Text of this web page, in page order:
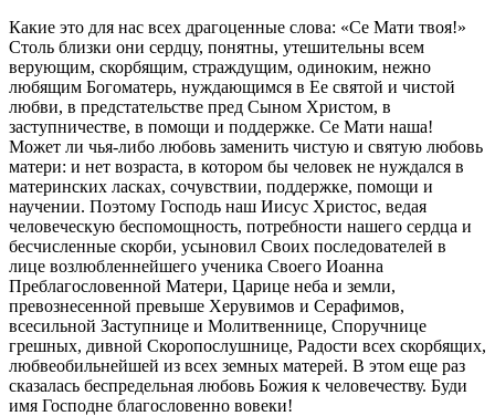
Какие это для нас всех драгоценные слова: «Се Мати твоя!»
Столь близки они сердцу, понятны, утешительны всем
верующим, скорбящим, страждущим, одиноким, нежно
любящим Богоматерь, нуждающимся в Ее святой и чистой
любви, в предстательстве пред Сыном Христом, в
заступничестве, в помощи и поддержке. Се Мати наша!
Может ли чья-либо любовь заменить чистую и святую любовь
матери: и нет возраста, в котором бы человек не нуждался в
материнских ласках, сочувствии, поддержке, помощи и
научении. Поэтому Господь наш Иисус Христос, ведая
человеческую беспомощность, потребности нашего сердца и
бесчисленные скорби, усыновил Своих последователей в
лице возлюбленнейшего ученика Своего Иоанна
Преблагословенной Матери, Царице неба и земли,
превознесенной превыше Херувимов и Серафимов,
всесильной Заступнице и Молитвеннице, Споручнице
грешных, дивной Скоропослушнице, Радости всех скорбящих,
любвеобильнейшей из всех земных матерей. В этом еще раз
сказалась беспредельная любовь Божия к человечеству. Буди
имя Господне благословенно вовеки!